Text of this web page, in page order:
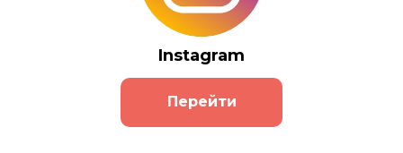
Instagram
Перейти